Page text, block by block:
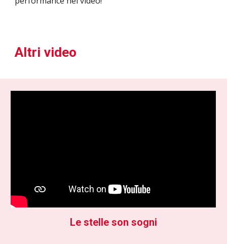
Altri video
Le stelle son sogni